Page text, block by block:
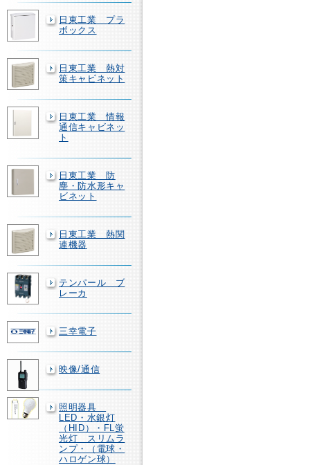
日東工業 プラ
ボックス
日東工業 熱対
策キャビネット
日東工業 情報
通信キャビネッ
ト
日東工業 防
塵・防水形キャ
ビネット
日東工業 熱関
連機器
テンパール ブ
レーカ
三幸電子
映像/通信
照明器具
LED・水銀灯
（HID）・FL蛍
光灯 スリムラ
ンプ・（電球・
ハロゲン球）